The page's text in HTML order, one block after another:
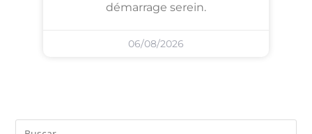
démarrage serein.
06/08/2026